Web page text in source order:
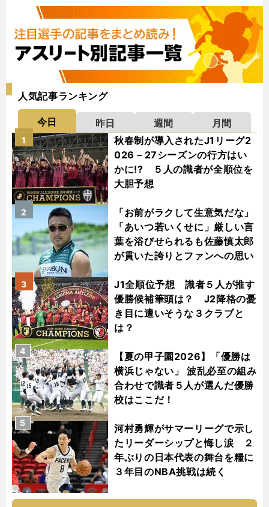
人気記事ランキング
今日 昨日 週間
月間
秋春制が導入されたJ1リーグ2
026－27シーズンの行方はい
かに!? ５人の識者が全順位を
大胆予想
1
「お前がラクして生意気だな」
「あいつ若いくせに」厳しい言
葉を浴びせられるも佐藤慎太郎
が貫いた誇りとファンへの思い
2
J1全順位予想 識者５人が推す
優勝候補筆頭は？ J2降格の憂
き目に遭いそうな３クラブと
は？
3
【夏の甲子園2026】「優勝は
横浜じゃない」 波乱必至の組み
合わせで識者５人が選んだ優勝
校はここだ！
4
河村勇輝がサマーリーグで示し
たリーダーシップと悔し涙 ２
年ぶりの日本代表の舞台を糧に
３年目のNBA挑戦は続く
5